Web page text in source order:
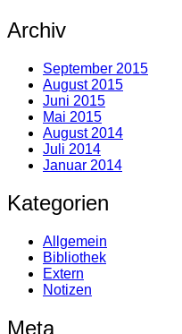
Archiv
September 2015
August 2015
Juni 2015
Mai 2015
August 2014
Juli 2014
Januar 2014
Kategorien
Allgemein
Bibliothek
Extern
Notizen
Meta